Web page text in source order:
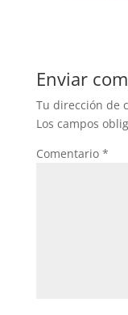
Enviar
Tu dirección de
Los campos
Comentario *